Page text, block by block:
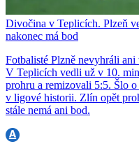
Divočina v Teplicích. Plzeň
nakonec má bod
Fotbalisté Plzně nevyhráli
V Teplicích vedli už v 10.
prohru a remizovali 5:5. Šlo
v ligové historii. Zlín opět
stále nemá ani bod.